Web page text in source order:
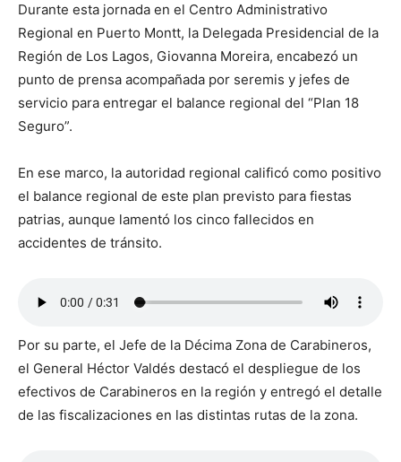
Durante esta jornada en el Centro Administrativo
Regional en Puerto Montt, la Delegada Presidencial de la
Región de Los Lagos, Giovanna Moreira, encabezó un
punto de prensa acompañada por seremis y jefes de
servicio para entregar el balance regional del “Plan 18
Seguro”.
En ese marco, la autoridad regional calificó como positivo
el balance regional de este plan previsto para fiestas
patrias, aunque lamentó los cinco fallecidos en
accidentes de tránsito.
Por su parte, el Jefe de la Décima Zona de Carabineros,
el General Héctor Valdés destacó el despliegue de los
efectivos de Carabineros en la región y entregó el detalle
de las fiscalizaciones en las distintas rutas de la zona.